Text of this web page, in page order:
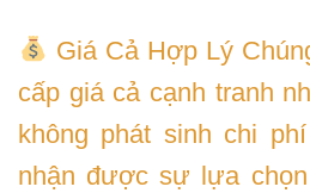
Giá Cả Hợp Lý
cấp giá cả cạnh tranh
không phát sinh chi
nhận được sự lựa